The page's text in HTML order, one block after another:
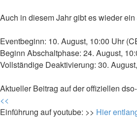
Auch in diesem Jahr gibt es wieder
Eventbeginn: 10. August, 10:00 Uhr
Beginn Abschaltphase: 24. August,
Vollständige Deaktivierung: 30.
Aktueller Beitrag auf der offiziellen
<<
Einführung auf youtube: >> Hier